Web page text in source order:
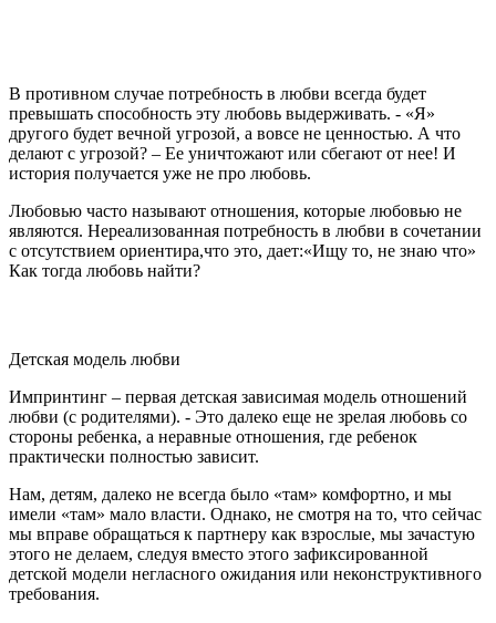
В противном случае потребность в любви всегда будет
превышать способность эту любовь выдерживать. - «Я»
другого будет вечной угрозой, а вовсе не ценностью. А что
делают с угрозой? – Ее уничтожают или сбегают от нее! И
история получается уже не про любовь.
Любовью часто называют отношения, которые любовью не
являются. Нереализованная потребность в любви в сочетании
с отсутствием ориентира,что это, дает:«Ищу то, не знаю что»
Как тогда любовь найти?
Детская модель любви
Импринтинг – первая детская зависимая модель отношений
любви (с родителями). - Это далеко еще не зрелая любовь со
стороны ребенка, а неравные отношения, где ребенок
практически полностью зависит.
Нам, детям, далеко не всегда было «там» комфортно, и мы
имели «там» мало власти. Однако, не смотря на то, что сейчас
мы вправе обращаться к партнеру как взрослые, мы зачастую
этого не делаем, следуя вместо этого зафиксированной
детской модели негласного ожидания или неконструктивного
требования.